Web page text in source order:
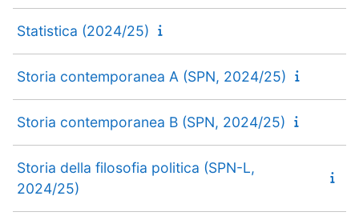
Statistica (2024/25)
Storia contemporanea A (SPN, 2024/25)
Storia contemporanea B (SPN, 2024/25)
Storia della filosofia politica (SPN-L,
2024/25)